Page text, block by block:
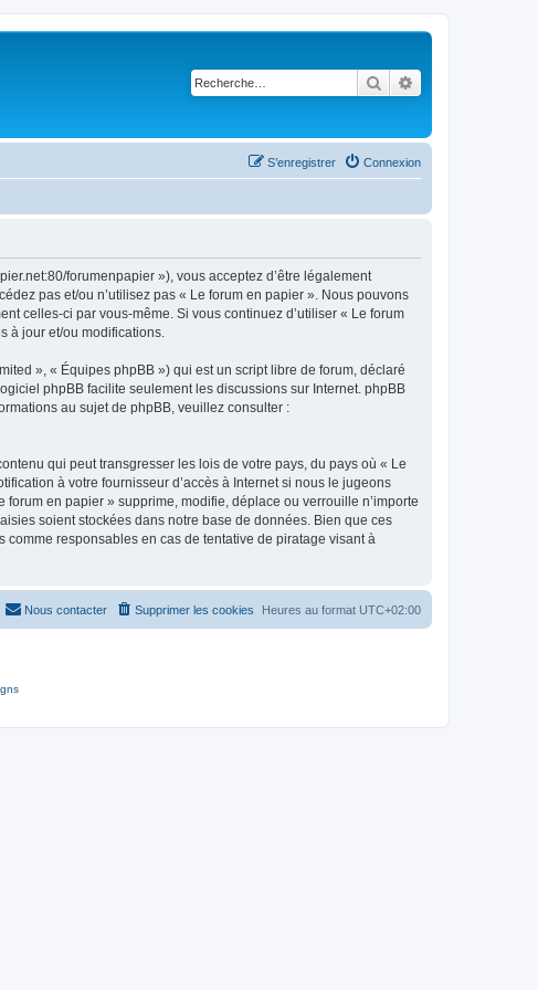
Rechercher
Connexion
S’enregistrer
forumenpapier »), vous acceptez d’être légalement
pas et/ou n’utilisez pas « Le forum en papier ». Nous pouvons
celles-ci par vous-même. Si vous continuez d’utiliser « Le forum
à jour et/ou modifications.
», « Équipes phpBB ») qui est un script libre de forum, déclaré
phpBB facilite seulement les discussions sur Internet. phpBB
au sujet de phpBB, veuillez consulter :
qui peut transgresser les lois de votre pays, du pays où « Le
à votre fournisseur d’accès à Internet si nous le jugeons
en papier » supprime, modifie, déplace ou verrouille n’importe
soient stockées dans notre base de données. Bien que ces
responsables en cas de tentative de piratage visant à
Heures au format UTC+02:00
Supprimer les cookies
Nous contacter